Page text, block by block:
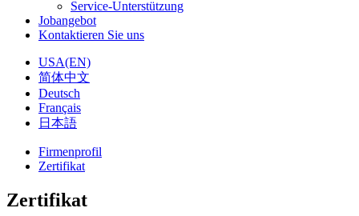
Service-Unterstützung
Jobangebot
Kontaktieren Sie uns
USA(EN)
简体中文
Deutsch
Français
日本語
Firmenprofil
Zertifikat
Zertifikat